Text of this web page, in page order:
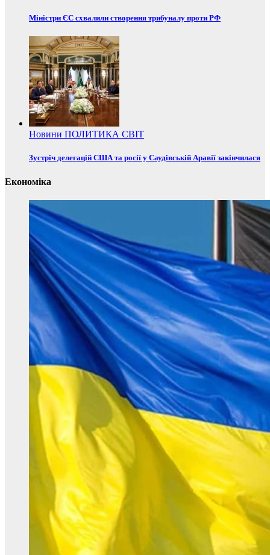
Міністри ЄС схвалили створення трибуналу проти РФ
Новини ПОЛИТИКА СВІТ
Зустріч делегацій США та росії у Саудівській Аравії закінчилася
Економіка